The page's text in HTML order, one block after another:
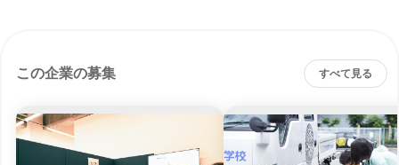
この企業の募集 すべて見る